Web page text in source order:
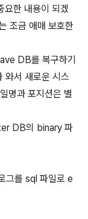
요한 내용이 되겠
조금 애매 보호한
DB를 복구하기
와서 새로운 시스
명과 포지션은 별
DB의 binary 파
그를 sql 파일로 e